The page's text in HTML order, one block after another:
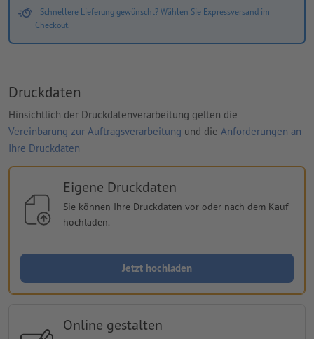
Schnellere Lieferung gewünscht? Wählen Sie Expressversand im
Checkout.
Druckdaten
Hinsichtlich der Druckdatenverarbeitung gelten die
Vereinbarung zur Auftragsverarbeitung und die Anforderungen an
Ihre Druckdaten
Eigene Druckdaten
Sie können Ihre Druckdaten vor oder nach dem Kauf
hochladen.
Jetzt hochladen
Online gestalten